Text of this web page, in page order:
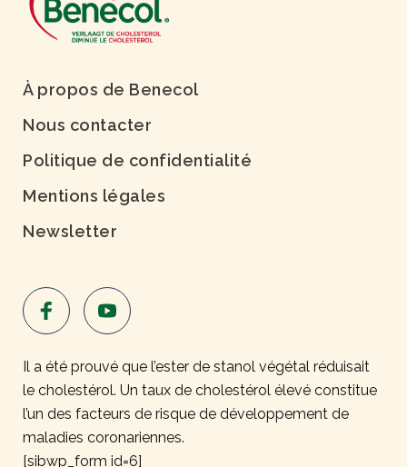
À propos de Benecol
Nous contacter
Politique de confidentialité
Mentions légales
Newsletter
Il a été prouvé que l’ester de stanol végétal réduisait
le cholestérol. Un taux de cholestérol élevé constitue
l’un des facteurs de risque de développement de
maladies coronariennes.
[sibwp_form id=6]